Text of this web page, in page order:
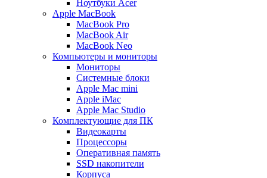
Ноутбуки Acer
Apple MacBook
MacBook Pro
MacBook Air
MacBook Neo
Компьютеры и мониторы
Мониторы
Системные блоки
Apple Mac mini
Apple iMac
Apple Mac Studio
Комплектующие для ПК
Видеокарты
Процессоры
Оперативная память
SSD накопители
Корпуса